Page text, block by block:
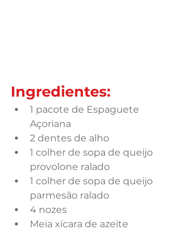
Ingredientes:
1 pacote de Espaguete
Açoriana
2 dentes de alho
1 colher de sopa de queijo
provolone ralado
1 colher de sopa de queijo
parmesão ralado
4 nozes
Meia xícara de azeite